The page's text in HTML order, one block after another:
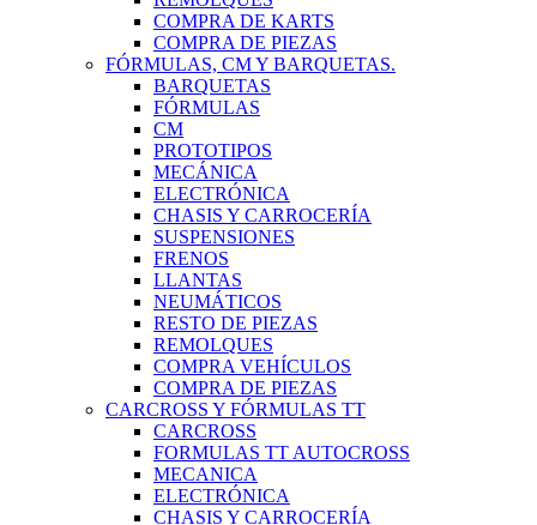
COMPRA DE KARTS
COMPRA DE PIEZAS
FÓRMULAS, CM Y BARQUETAS.
BARQUETAS
FÓRMULAS
CM
PROTOTIPOS
MECÁNICA
ELECTRÓNICA
CHASIS Y CARROCERÍA
SUSPENSIONES
FRENOS
LLANTAS
NEUMÁTICOS
RESTO DE PIEZAS
REMOLQUES
COMPRA VEHÍCULOS
COMPRA DE PIEZAS
CARCROSS Y FÓRMULAS TT
CARCROSS
FORMULAS TT AUTOCROSS
MECANICA
ELECTRÓNICA
CHASIS Y CARROCERÍA